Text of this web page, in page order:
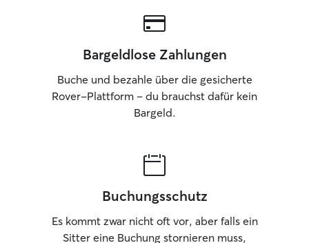
Bargeldlose Zahlungen
Buche und bezahle über die gesicherte
Rover-Plattform – du brauchst dafür kein
Bargeld.
Buchungsschutz
Es kommt zwar nicht oft vor, aber falls ein
Sitter eine Buchung stornieren muss,